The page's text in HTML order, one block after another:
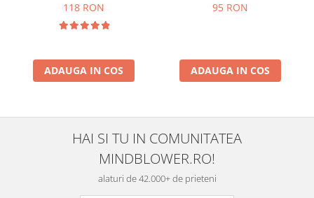
118 RON
ADAUGA IN COS
95 RON
ADAUGA IN COS
HAI SI TU IN COMUNITATEA
MINDBLOWER.RO!
alaturi de 42.000+ de prieteni